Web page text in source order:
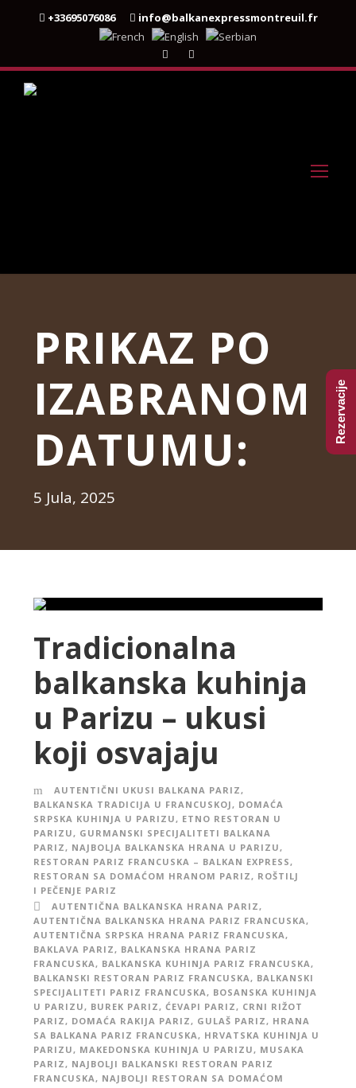
+33695076086 info@balkanexpressmontreuil.fr
PRIKAZ PO
IZABRANOM
DATUMU:
5 Jula, 2025
Tradicionalna
balkanska kuhinja
u Parizu – ukusi
koji osvajaju
AUTENTIČNI UKUSI BALKANA PARIZ ,
BALKANSKA TRADICIJA U FRANCUSKOJ , DOMAĆA
SRPSKA KUHINJA U PARIZU , ETNO RESTORAN U
PARIZU , GURMANSKI SPECIJALITETI BALKANA
PARIZ , NAJBOLJA BALKANSKA HRANA U PARIZU ,
RESTORAN PARIZ FRANCUSKA – BALKAN EXPRESS ,
RESTORAN SA DOMAĆOM HRANOM PARIZ , ROŠTILJ
I PEČENJE PARIZ
AUTENTIČNA BALKANSKA HRANA PARIZ ,
AUTENTIČNA BALKANSKA HRANA PARIZ FRANCUSKA ,
AUTENTIČNA SRPSKA HRANA PARIZ FRANCUSKA ,
BAKLAVA PARIZ , BALKANSKA HRANA PARIZ
FRANCUSKA , BALKANSKA KUHINJA PARIZ FRANCUSKA ,
BALKANSKI RESTORAN PARIZ FRANCUSKA , BALKANSKI
SPECIJALITETI PARIZ FRANCUSKA , BOSANSKA KUHINJA
U PARIZU , BUREK PARIZ , ĆEVAPI PARIZ , CRNI RIŽOT
PARIZ , DOMAĆA RAKIJA PARIZ , GULAŠ PARIZ , HRANA
SA BALKANA PARIZ FRANCUSKA , HRVATSKA KUHINJA U
PARIZU , MAKEDONSKA KUHINJA U PARIZU , MUSAKA
PARIZ , NAJBOLJI BALKANSKI RESTORAN PARIZ
FRANCUSKA , NAJBOLJI RESTORAN SA DOMAĆOM
Rezervacije